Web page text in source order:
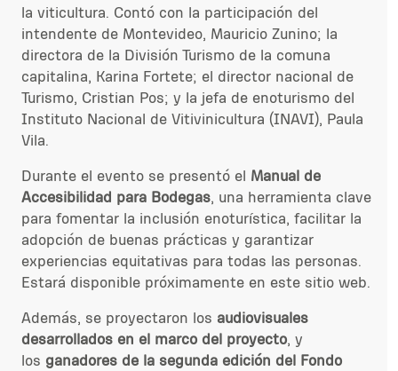
la viticultura. Contó con la participación del
intendente de Montevideo, Mauricio Zunino; la
directora de la División Turismo de la comuna
capitalina, Karina Fortete; el director nacional de
Turismo, Cristian Pos; y la jefa de enoturismo del
Instituto Nacional de Vitivinicultura (INAVI), Paula
Vila.
Durante el evento se presentó el Manual de
Accesibilidad para Bodegas, una herramienta clave
para fomentar la inclusión enoturística, facilitar la
adopción de buenas prácticas y garantizar
experiencias equitativas para todas las personas.
Estará disponible próximamente en este sitio web.
Además, se proyectaron los audiovisuales
desarrollados en el marco del proyecto, y
los ganadores de la segunda edición del Fondo